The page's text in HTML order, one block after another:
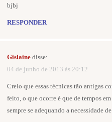
bjbj
RESPONDER
Gislaine disse:
04 de junho de 2013 às 20:12
Creio que essas técnicas tão antigas
feito, o que ocorre é que de tempos
sempre se adequando a necessidade